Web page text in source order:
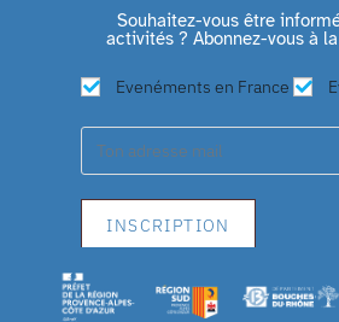
Souhaitez-vous être
activités ? Abonnez-vous à
Evenéments en France